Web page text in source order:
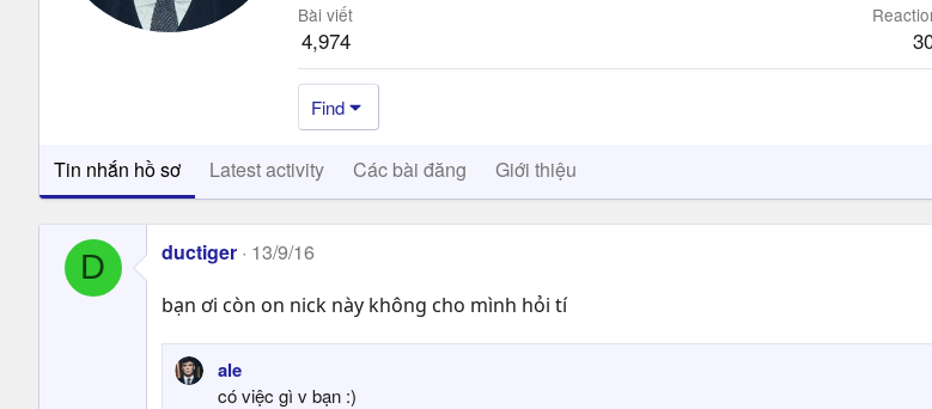
Bài viết
4,974
Find
Tin nhắn hồ sơ Latest activity Các bài đăng Giới thiệu
D ductiger 13/9/16
bạn ơi còn on nick này không cho mình hỏi tí
ale
có việc gì v bạn :)